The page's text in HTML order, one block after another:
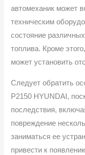
автомеханик может
техническим
состояние
топлива. Кроме
может установить
Следует обратить
P2150 HYUNDAI,
последствия,
повреждение
заниматься ее
привести к